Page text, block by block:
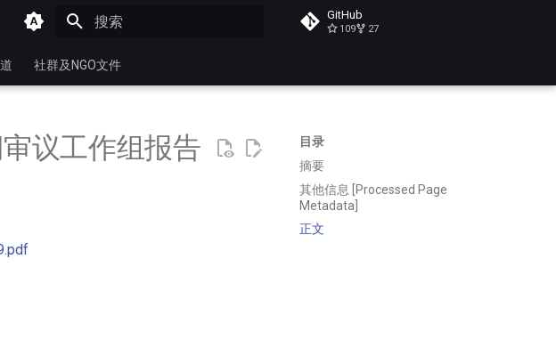
GitHub
109 27
社群及NGO文件
目录
摘要
其他信息 [Processed Page
Metadata]
正文
议工作组报告